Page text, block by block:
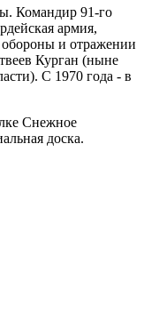
Командир 91-го
армия,
и отражении
Курган (ныне
С 1970 года - в
Снежное
доска.